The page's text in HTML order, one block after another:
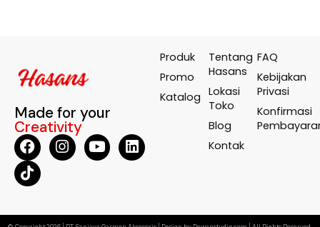
Made for your
Creativity
Produk
Promo
Katalog
Tentang
Hasans
Lokasi
Toko
Blog
Kontak
FAQ
Kebijakan
Privasi
Konfirmasi